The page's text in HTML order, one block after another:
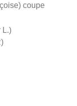
coupe
L.)